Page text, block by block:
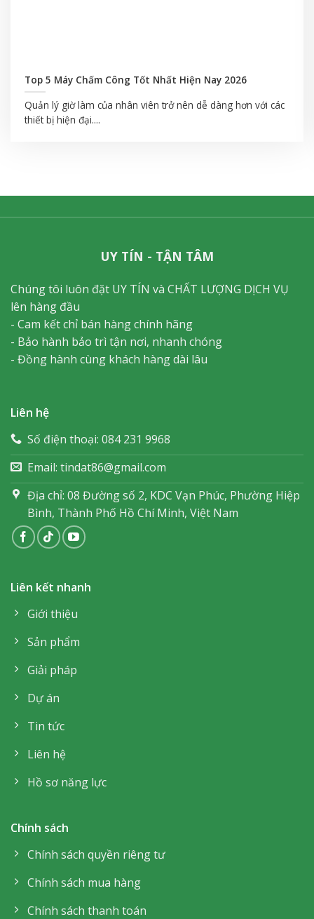
Top 5 Máy Chấm Công Tốt Nhất Hiện Nay 2026
Quản lý giờ làm của nhân viên trở nên dễ dàng hơn với các
thiết bị hiện đại....
UY TÍN - TẬN TÂM
Chúng tôi luôn đặt UY TÍN và CHẤT LƯỢNG DỊCH VỤ
lên hàng đầu
- Cam kết chỉ bán hàng chính hãng
- Bảo hành bảo trì tận nơi, nhanh chóng
- Đồng hành cùng khách hàng dài lâu
Liên hệ
Số điện thoại: 084 231 9968
Email: tindat86@gmail.com
Địa chỉ: 08 Đường số 2, KDC Vạn Phúc, Phường Hiệp
Bình, Thành Phố Hồ Chí Minh, Việt Nam
Liên kết nhanh
Giới thiệu
Sản phẩm
Giải pháp
Dự án
Tin tức
Liên hệ
Hồ sơ năng lực
Chính sách
Chính sách quyền riêng tư
Chính sách mua hàng
Chính sách thanh toán